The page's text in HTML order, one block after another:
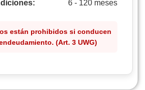
6 - 120 meses
están prohibidos si conducen
(Art. 3 UWG)